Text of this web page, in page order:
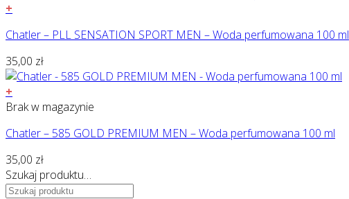
+
Chatler – PLL SENSATION SPORT MEN – Woda perfumowana 100 ml
35,00 zł
+
Brak w magazynie
Chatler – 585 GOLD PREMIUM MEN – Woda perfumowana 100 ml
35,00 zł
Szukaj produktu…
Szukaj: